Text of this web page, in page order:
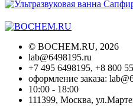
© BOCHEM.RU, 2026
lab@6498195.ru
+7 495 6498195, +8 800
оформление заказа:
10:00 - 18:00
111399, Москва,